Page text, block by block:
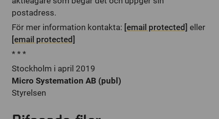
postadress.
För mer information kontakta: [email protected] eller
[email protected]
* * *
Stockholm i april 2019
Micro Systemation AB (publ)
Styrelsen